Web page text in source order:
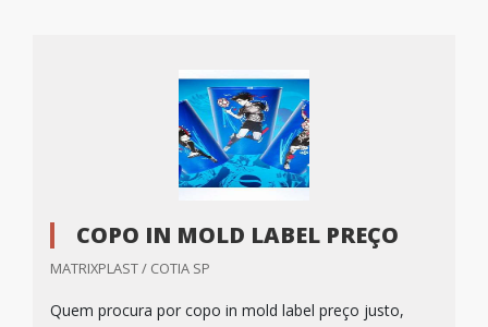
COPO IN MOLD LABEL PREÇO
MATRIXPLAST / COTIA SP
Quem procura por copo in mold label preço justo,